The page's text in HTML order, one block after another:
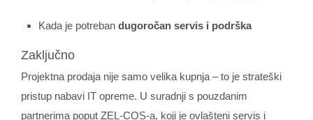
Kada je potreban dugoročan servis i podrška
Zaključno
Projektna prodaja nije samo velika kupnja – to je strateški
pristup nabavi IT opreme. U suradnji s pouzdanim
partnerima poput ZEL‑COS‑a, koji je ovlašteni servis i